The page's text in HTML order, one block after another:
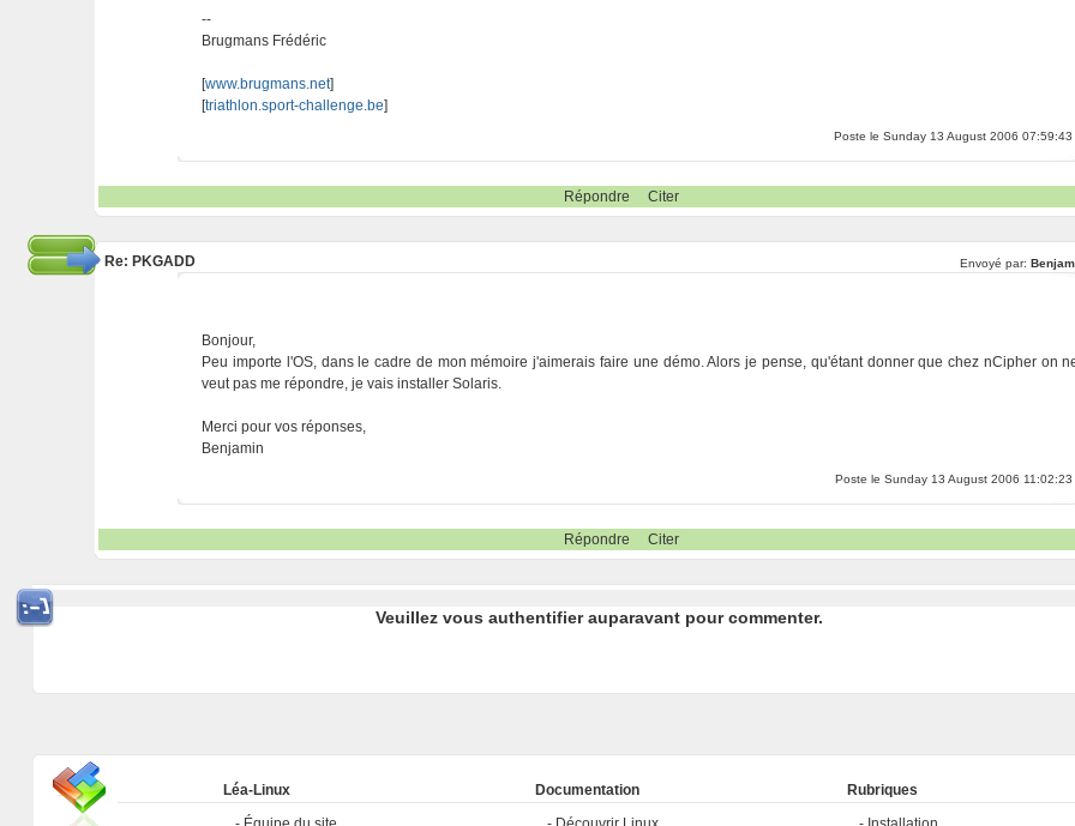
--
Brugmans Frédéric
[www.brugmans.net]
[triathlon.sport-challenge.be]
Poste le Sunday 13 August 2006 07:59:43
Répondre Citer
Re: PKGADD Envoyé par:
Bonjour,
Peu importe l'OS, dans le cadre de mon mémoire j'aimerais faire une démo. Alors je pense, qu'étant donner que chez nCipher on
veut pas me répondre, je vais installer Solaris.
Merci pour vos réponses,
Benjamin
Poste le Sunday 13 August 2006 11:02:23
Répondre Citer
Veuillez vous authentifier auparavant pour commenter.
Léa-Linux
Documentation
Rubriques